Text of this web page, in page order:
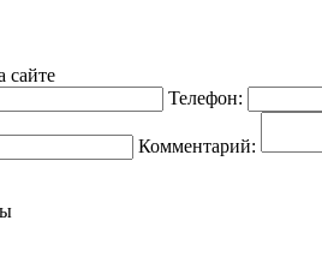
сайте
Телефон:
Комментарий: